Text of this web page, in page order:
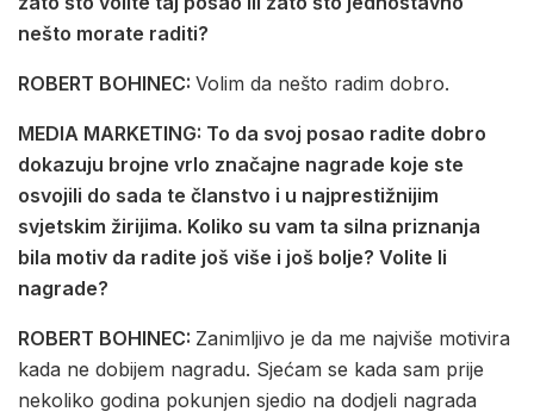
nešto morate raditi?
ROBERT BOHINEC: Volim da nešto radim dobro.
MEDIA MARKETING: To da svoj posao radite dobro
dokazuju brojne vrlo značajne nagrade koje ste
osvojili do sada te članstvo i u najprestižnijim
svjetskim žirijima. Koliko su vam ta silna priznanja
bila motiv da radite još više i još bolje? Volite li
nagrade?
ROBERT BOHINEC: Zanimljivo je da me najviše motivira
kada ne dobijem nagradu. Sjećam se kada sam prije
nekoliko godina pokunjen sjedio na dodjeli nagrada